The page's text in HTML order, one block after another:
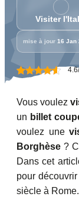
Visiter
mise à jour 16 Jan
Vous voulez
un billet
voulez une
Borghèse ?
Dans cet
pour
siècle à Rome.